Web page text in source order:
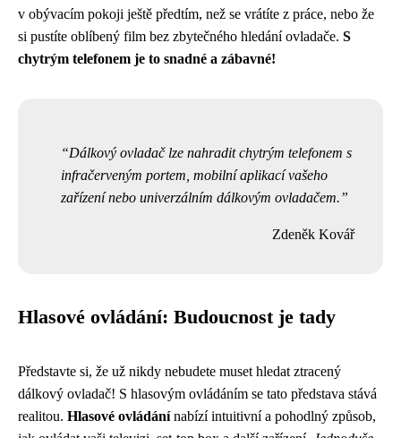
v obývacím pokoji ještě předtím, než se vrátíte z práce, nebo že
si pustíte oblíbený film bez zbytečného hledání ovladače. S
chytrým telefonem je to snadné a zábavné!
Dálkový ovladač lze nahradit chytrým telefonem s
infračerveným portem, mobilní aplikací vašeho
zařízení nebo univerzálním dálkovým ovladačem.
Zdeněk Kovář
Hlasové ovládání: Budoucnost je tady
Představte si, že už nikdy nebudete muset hledat ztracený
dálkový ovladač! S hlasovým ovládáním se tato představa stává
realitou. Hlasové ovládánínabízí intuitivní a pohodlný způsob,